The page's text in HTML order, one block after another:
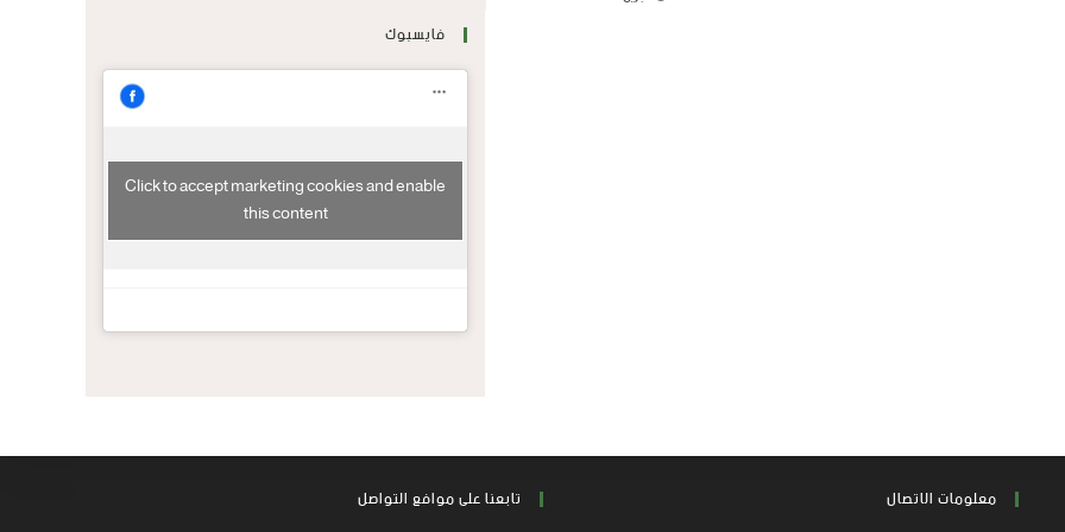
فايسبوك
Click to accept marketing cookies and enable
this content
معلومات الاتصال تابعنا على موافع التواصل